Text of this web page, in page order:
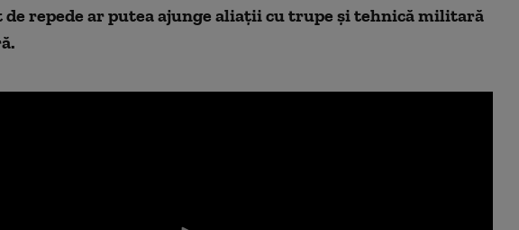
repede ar putea ajunge aliații cu trupe și tehnică militară